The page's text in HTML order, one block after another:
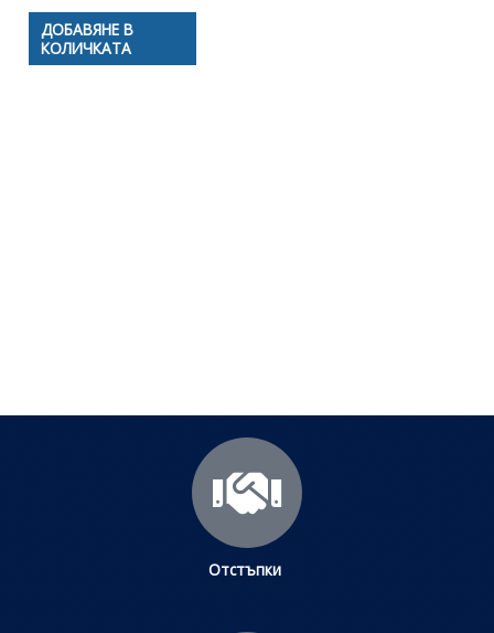
ДОБАВЯНЕ В
КОЛИЧКАТА
Отстъпки